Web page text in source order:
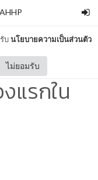
บนโยบายความเป็นส่วนตัว
ไม่ยอมรับKiss
แรกใน